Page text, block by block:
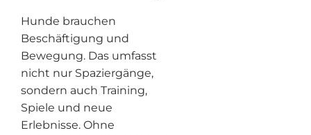
Hunde brauchen
Beschäftigung und
Bewegung. Das umfasst
nicht nur Spaziergänge,
sondern auch Training,
Spiele und neue
Erlebnisse. Ohne